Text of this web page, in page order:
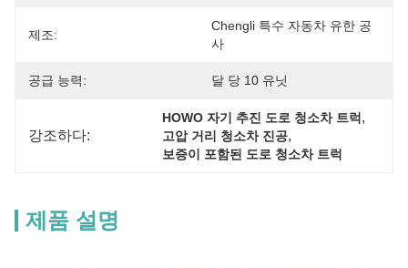
제조:
Chengli 특수 자동차 유한 공
사
공급 능력: 달 당 10 유닛
강조하다:
HOWO 자기 추진 도로 청소차 트럭 ,
고압 거리 청소차 진공,
보증이 포함된 도로 청소차 트럭
제품 설명